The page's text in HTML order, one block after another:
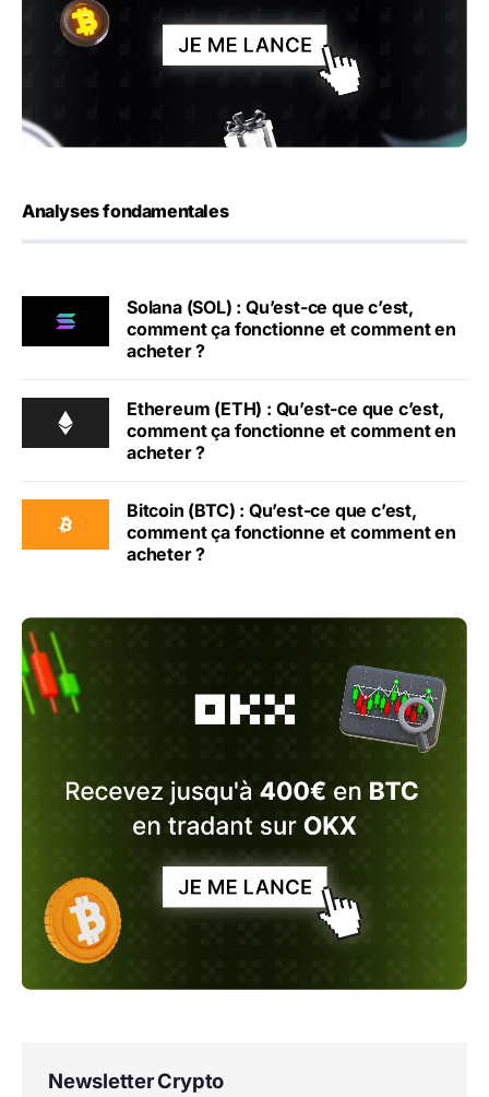
Analyses fondamentales
Solana (SOL) : Qu’est-ce que c’est,
comment ça fonctionne et comment en
acheter ?
Ethereum (ETH) : Qu’est-ce que c’est,
comment ça fonctionne et comment en
acheter ?
Bitcoin (BTC) : Qu’est-ce que c’est,
comment ça fonctionne et comment en
acheter ?
Newsletter Crypto